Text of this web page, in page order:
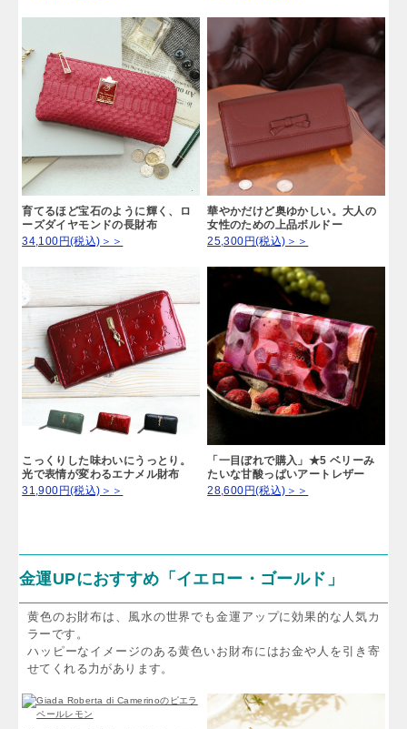
育てるほど宝石のように輝く、ロ
ーズダイヤモンドの長財布
34,100円(税込)＞＞
華やかだけど奥ゆかしい。大人の
女性のための上品ボルドー
25,300円(税込)＞＞
こっくりした味わいにうっとり。
光で表情が変わるエナメル財布
31,900円(税込)＞＞
「一目ぼれで購入」★5 ベリーみ
たいな甘酸っぱいアートレザー
28,600円(税込)＞＞
金運UPにおすすめ「イエロー・ゴールド」
黄色のお財布は、風水の世界でも金運アップに効果的な人気カ
ラーです。
ハッピーなイメージのある黄色いお財布にはお金や人を引き寄
せてくれる力があります。